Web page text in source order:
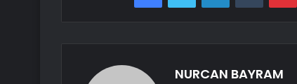
NURCAN BAYRAM